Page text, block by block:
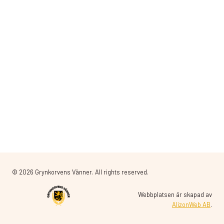
© 2026 Grynkorvens Vänner. All rights reserved.
Webbplatsen är skapad av
AlizonWeb AB.